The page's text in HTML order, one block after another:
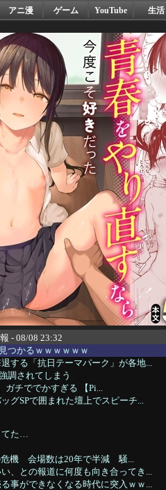
アニ漫 ゲーム YouTube 生活
- 08/08 23:32
つかるｗｗｗｗｗｗ
する「抗日テーマパーク」が各地...
調されてしまう
ガチででかすぎる 【Pi...
グSPで囲まれた壇上でスピーチ...
てた…
危機 会場数は20年で半減 騒...
、との報道に何度も向き合ってき...
事ができなくなる時代に突入ｗｗ...